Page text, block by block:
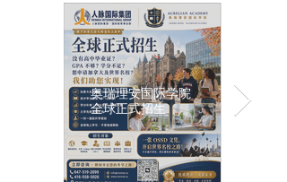
奥瑞理安国际学院
全球正式招生